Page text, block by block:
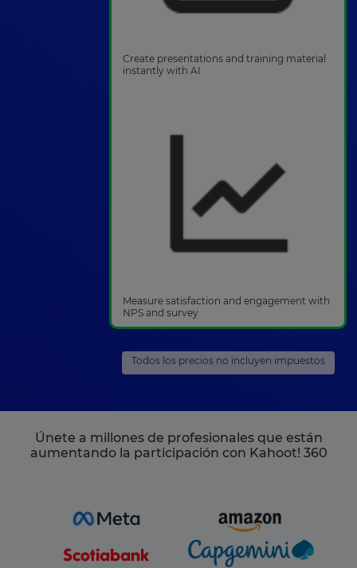
Create presentations and training material
instantly with AI
Measure satisfaction and engagement with
NPS and survey
Todos los precios no incluyen impuestos
Únete a millones de profesionales que están
aumentando la participación con Kahoot! 360